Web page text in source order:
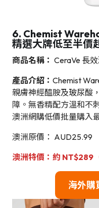
6. Chemist
精選大牌低至半價
商品名稱： CeraVe 長
產品介紹： Chemist
親膚神經醯胺及玻尿酸
障。無香精配方溫和不
澳洲網購低價批量購入
澳洲原價： AUD25.99
澳洲特價：約 NT$289
海外購